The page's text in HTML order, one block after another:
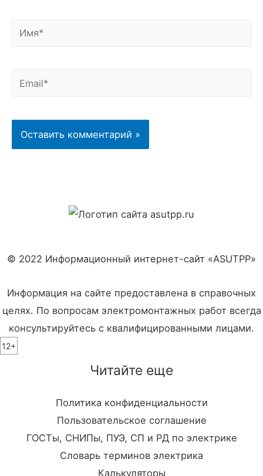
Имя*
Email*
© 2022 Информационный интернет-сайт «ASUTPP»
Информация на сайте предоставлена в справочных
целях. По вопросам электромонтажных работ всегда
консультируйтесь с квалифицированными лицами.
12+
Читайте еще
Политика конфиденциальности
Пользовательское соглашение
ГОСТы, СНИПы, ПУЭ, СП и РД по электрике
Словарь терминов электрика
Калькуляторы